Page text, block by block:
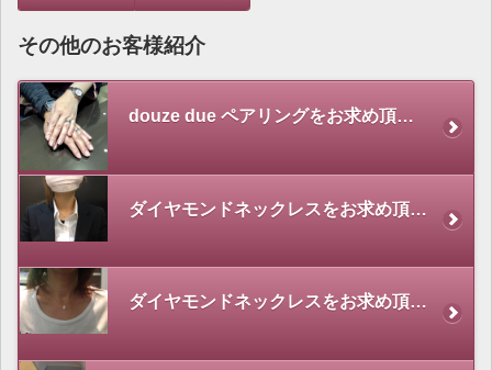
その他のお客様紹介
douze due ペアリングをお求め頂きました！
ダイヤモンドネックレスをお求め頂きました。
ダイヤモンドネックレスをお求め頂きました。